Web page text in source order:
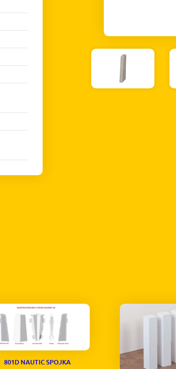
801D NAUTIC SPOJKA